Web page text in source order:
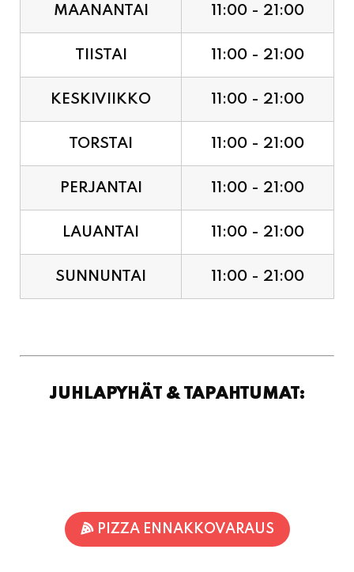
MAANANTAI 11:00 - 21:00
TIISTAI 11:00 - 21:00
KESKIVIIKKO 11:00 - 21:00
TORSTAI 11:00 - 21:00
PERJANTAI 11:00 - 21:00
LAUANTAI 11:00 - 21:00
SUNNUNTAI 11:00 - 21:00
JUHLAPYHÄT & TAPAHTUMAT:
PIZZA ENNAKKOVARAUS